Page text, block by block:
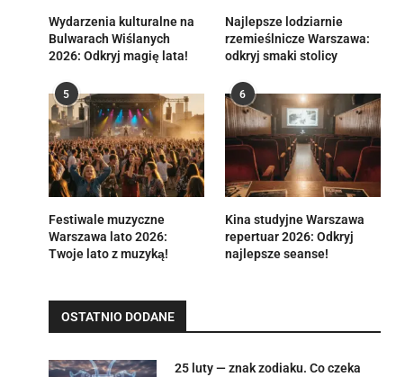
Wydarzenia kulturalne na
Bulwarach Wiślanych
2026: Odkryj magię lata!
Najlepsze lodziarnie
rzemieślnicze Warszawa:
odkryj smaki stolicy
5
Festiwale muzyczne
Warszawa lato 2026:
Twoje lato z muzyką!
6
Kina studyjne Warszawa
repertuar 2026: Odkryj
najlepsze seanse!
OSTATNIO DODANE
25 luty — znak zodiaku. Co czeka